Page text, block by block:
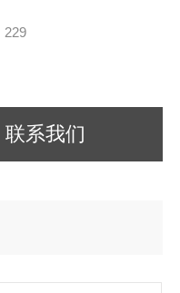
229
联系我们